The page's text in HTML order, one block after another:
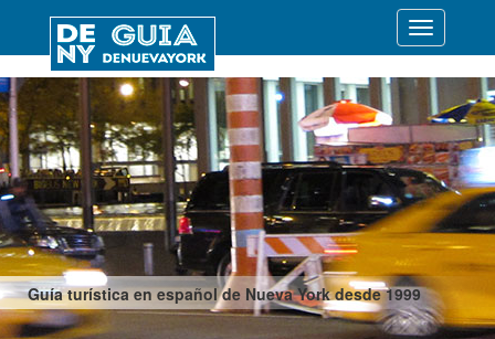
Guía turística en español de Nueva York desde 1999
Desplegar